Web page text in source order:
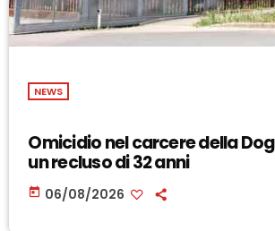
NEWS
Omicidio nel carcere della
un recluso di 32 anni
today 06/08/2026